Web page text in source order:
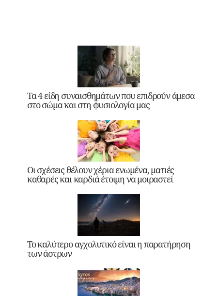
Τα 4 είδη συναισθημάτων που επιδρούν άμεσα
στο σώμα και στη φυσιολογία μας
Οι σχέσεις θέλουν χέρια ενωμένα, ματιές
καθαρές και καρδιά έτοιμη να μοιραστεί
Το καλύτερο αγχολυτικό είναι η παρατήρηση
των άστρων